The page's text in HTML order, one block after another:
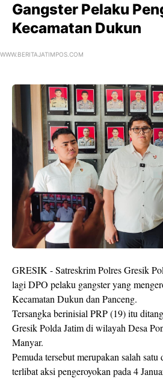
Gangster Pelaku
Kecamatan Dukun
WWW.BERITAJATIMPOS.COM
GRESIK - Satreskrim Polres Gresik
lagi DPO pelaku gangster yang
Kecamatan Dukun dan Panceng.
Tersangka berinisial PRP (19) itu
Gresik Polda Jatim di wilayah Desa
Manyar.
Pemuda tersebut merupakan salah
terlibat aksi pengeroyokan pada 4